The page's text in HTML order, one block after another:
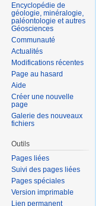
Encyclopédie de
géologie, minéralogie,
paléontologie et autres
Géosciences
Communauté
Actualités
Modifications récentes
Page au hasard
Aide
Créer une nouvelle
page
Galerie des nouveaux
fichiers
Outils
Pages liées
Suivi des pages liées
Pages spéciales
Version imprimable
Lien permanent